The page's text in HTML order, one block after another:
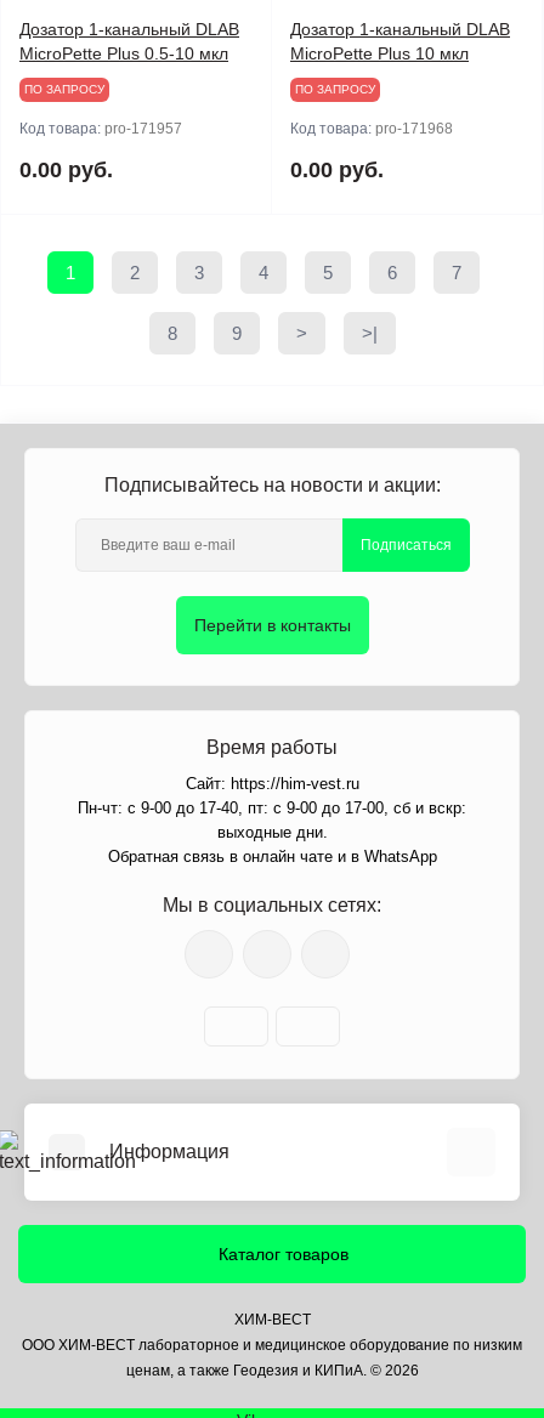
Дозатор 1-канальный DLAB
MicroPette Plus 0.5-10 мкл
ПО ЗАПРОСУ
Код товара: pro-171957
0.00 руб.
Дозатор 1-канальный DLAB
MicroPette Plus 10 мкл
ПО ЗАПРОСУ
Код товара: pro-171968
0.00 руб.
1 2 3 4 5 6 7
8 9 > >|
Подписывайтесь на новости и акции:
Подписаться
Перейти в контакты
Время работы
Сайт: https://him-vest.ru
Пн-чт: с 9-00 до 17-40, пт: с 9-00 до 17-00, сб и вскр:
выходные дни.
Обратная связь в онлайн чате и в WhatsApp
Мы в социальных сетях:
Информация
Информация о доставке
Политика безопасности
Контакты
Каталог товаров
ХИМ-ВЕСТ
ООО ХИМ-ВЕСТ лабораторное и медицинское оборудование по низким
ценам, а также Геодезия и КИПиА. © 2026